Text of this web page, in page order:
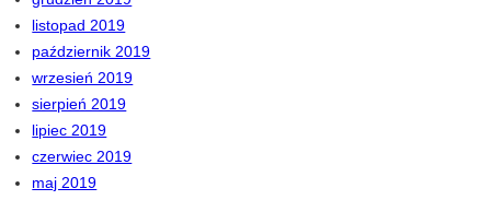
listopad 2019
październik 2019
wrzesień 2019
sierpień 2019
lipiec 2019
czerwiec 2019
maj 2019